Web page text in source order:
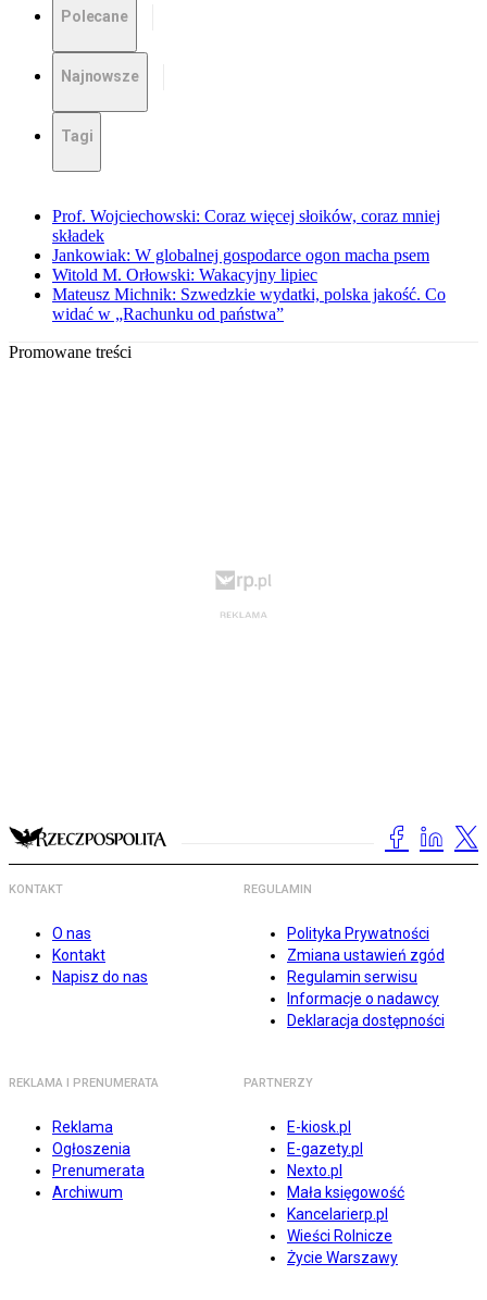
Polecane
Najnowsze
Tagi
Prof. Wojciechowski: Coraz więcej słoików, coraz mniej
składek
Jankowiak: W globalnej gospodarce ogon macha psem
Witold M. Orłowski: Wakacyjny lipiec
Mateusz Michnik: Szwedzkie wydatki, polska jakość. Co
widać w „Rachunku od państwa”
Promowane treści
KONTAKT
O nas
Kontakt
Napisz do nas
REGULAMIN
Polityka Prywatności
Zmiana ustawień zgód
Regulamin serwisu
Informacje o nadawcy
Deklaracja dostępności
REKLAMA I PRENUMERATA
Reklama
Ogłoszenia
Prenumerata
Archiwum
PARTNERZY
E-kiosk.pl
E-gazety.pl
Nexto.pl
Mała księgowość
Kancelarierp.pl
Wieści Rolnicze
Życie Warszawy